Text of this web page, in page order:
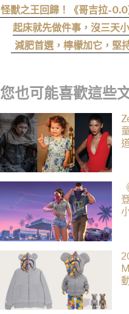
“成功追星”，可愛直言：
怪獸之王回歸！《哥吉拉-
11
起床就先做件事，沒三天
減肥首選，檸檬加它，堅
您也可能喜歡這些